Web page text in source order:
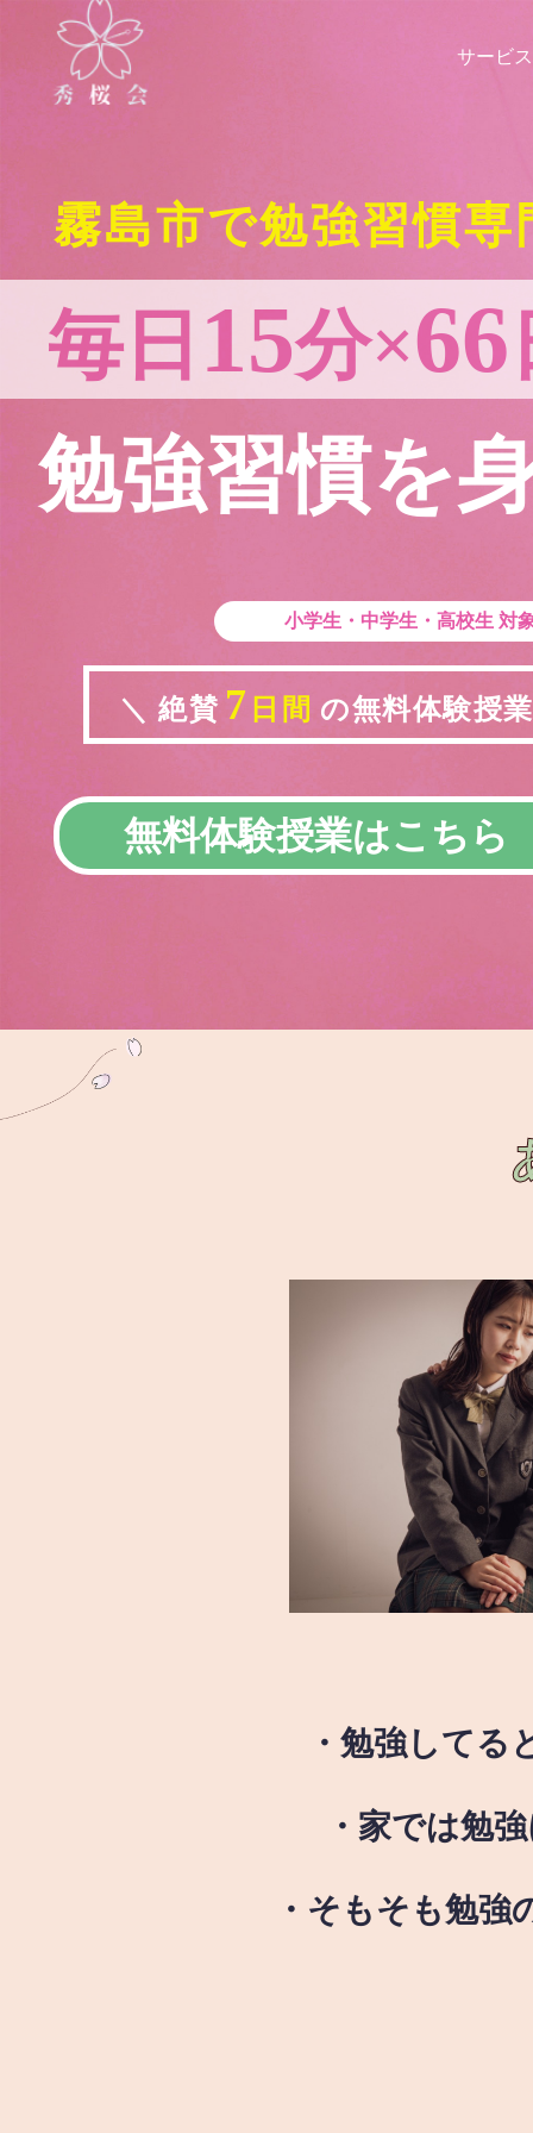
サービス
霧島市で勉強習慣専
毎日 15分×66
勉強習慣を
小学生・中学生・高校生 対
＼ 絶賛 7 日間 の無料体験授
無料体験授業はこちら
・勉強して
・家では勉
・そもそも勉